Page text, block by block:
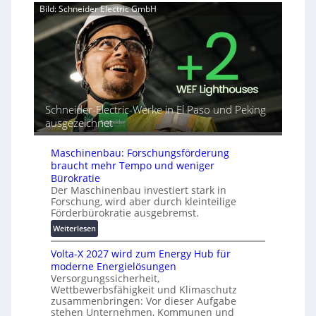
a
h
e
A
u
t
o
m
a
t
s
i
e
r
u
n
g
s
l
ö
s
u
n
u
t
o
r
i
a
l
r
e
i
h
e
e
r
b
i
n
d
e
G
e
r
ä
t
s
c
h
u
t
z
n
d
d
i
Bild: Schneider Electric GmbH
Schneider-Electric-Werke in El Paso und Peking
ausgezeichnet
Maschinenbau: Forschungsförderung
braucht mehr Tempo und weniger
Bürokratie
Der Maschinenbau investiert stark in
Forschung, wird aber durch kleinteilige
Förderbürokratie ausgebremst.
Weiterlesen:
M
a
s
c
h
i
Volta-X 2027 wird zum Energy Hub für
moderne Energielösungen
Versorgungssicherheit,
Wettbewerbsfähigkeit und Klimaschutz
zusammenbringen: Vor dieser Aufgabe
stehen Unternehmen, Kommunen und